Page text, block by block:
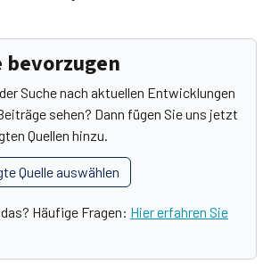
bevorzugen
Suche nach aktuellen Entwicklungen
sehen? Dann fügen Sie uns jetzt
Quellen hinzu.
Quelle auswählen
Häufige Fragen: Hier erfahren Sie